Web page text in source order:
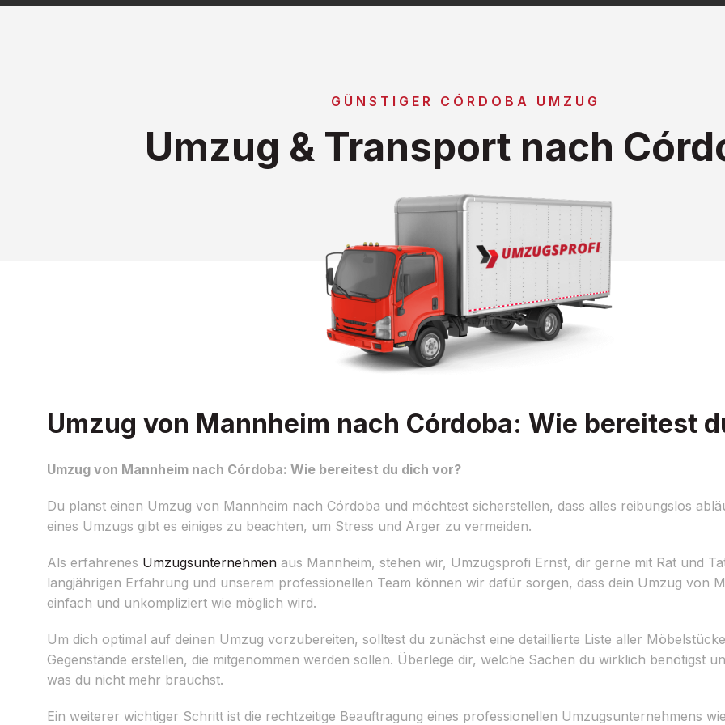
GÜNSTIGER CÓRDOBA UMZUG
Umzug & Transport nach
Umzug von Mannheim nach Córdoba: Wie bereitest
Umzug von Mannheim nach Córdoba: Wie bereitest du dich vor?
Du planst einen Umzug von Mannheim nach Córdoba und möchtest sicherstellen, dass alles reibungslos
eines Umzugs gibt es einiges zu beachten, um Stress und Ärger zu vermeiden.
Als erfahrenes Umzugsunternehmen aus Mannheim, stehen wir, Umzugsprofi Ernst, dir gerne mit Rat und
langjährigen Erfahrung und unserem professionellen Team können wir dafür sorgen, dass dein Umzug von
einfach und unkompliziert wie möglich wird.
Um dich optimal auf deinen Umzug vorzubereiten, solltest du zunächst eine detaillierte Liste aller
Gegenstände erstellen, die mitgenommen werden sollen. Überlege dir, welche Sachen du wirklich benötigst
was du nicht mehr brauchst.
Ein weiterer wichtiger Schritt ist die rechtzeitige Beauftragung eines professionellen Umzugsunternehmens